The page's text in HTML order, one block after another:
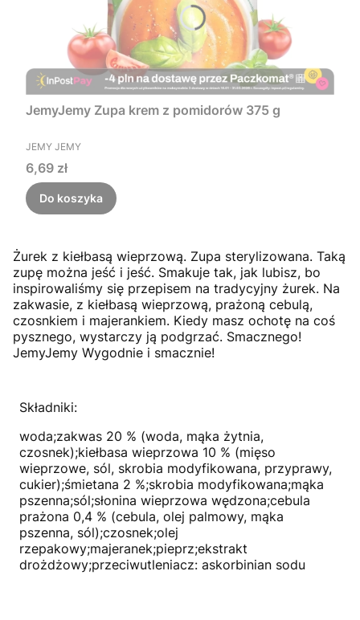
JemyJemy Zupa krem z pomidorów 375 g
PRODUCENT
JEMY JEMY
Cena
6,69 zł
Do koszyka
Żurek z kiełbasą wieprzową. Zupa sterylizowana. Taką
zupę można jeść i jeść. Smakuje tak, jak lubisz, bo
inspirowaliśmy się przepisem na tradycyjny żurek. Na
zakwasie, z kiełbasą wieprzową, prażoną cebulą,
czosnkiem i majerankiem. Kiedy masz ochotę na coś
pysznego, wystarczy ją podgrzać. Smacznego!
JemyJemy Wygodnie i smacznie!
Składniki:
woda;zakwas 20 % (woda, mąka żytnia,
czosnek);kiełbasa wieprzowa 10 % (mięso
wieprzowe, sól, skrobia modyfikowana, przyprawy,
cukier);śmietana 2 %;skrobia modyfikowana;mąka
pszenna;sól;słonina wieprzowa wędzona;cebula
prażona 0,4 % (cebula, olej palmowy, mąka
pszenna, sól);czosnek;olej
rzepakowy;majeranek;pieprz;ekstrakt
drożdżowy;przeciwutleniacz: askorbinian sodu